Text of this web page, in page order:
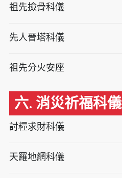
祖先撿骨科儀
先人晉塔科儀
祖先分火安座
六. 消災祈福科儀
討糧求財科儀
天羅地網科儀